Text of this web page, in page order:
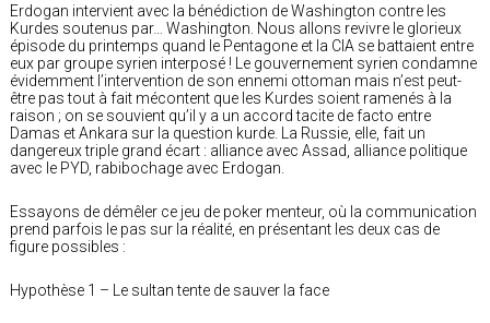
Erdogan intervient avec la bénédiction de Washington contre les
Kurdes soutenus par… Washington. Nous allons revivre le glorieux
épisode du printemps quand le Pentagone et la CIA se battaient entre
eux par groupe syrien interposé ! Le gouvernement syrien condamne
évidemment l’intervention de son ennemi ottoman mais n’est peut-
être pas tout à fait mécontent que les Kurdes soient ramenés à la
raison ; on se souvient qu’il y a un accord tacite de facto entre
Damas et Ankara sur la question kurde. La Russie, elle, fait un
dangereux triple grand écart : alliance avec Assad, alliance politique
avec le PYD, rabibochage avec Erdogan.
Essayons de démêler ce jeu de poker menteur, où la communication
prend parfois le pas sur la réalité, en présentant les deux cas de
figure possibles :
Hypothèse 1 – Le sultan tente de sauver la face